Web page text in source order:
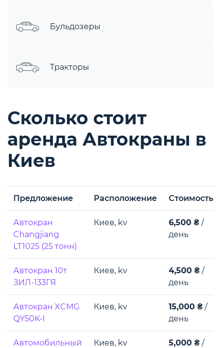
Бульдозеры
Тракторы
Сколько стоит
аренда Автокраны в
Киев
Предложение Расположение Стоимость
Автокран
Changjiang
LT1025 (25 тонн)
Киев, kv 6,500 ₴ /
день
Автокран 10т
ЗИЛ-133ГЯ
Киев, kv 4,500 ₴ /
день
Автокран XCMG
QY50K-І
Киев, kv 15,000 ₴ /
день
Автомобильный
Киев, kv 5,000 ₴ /